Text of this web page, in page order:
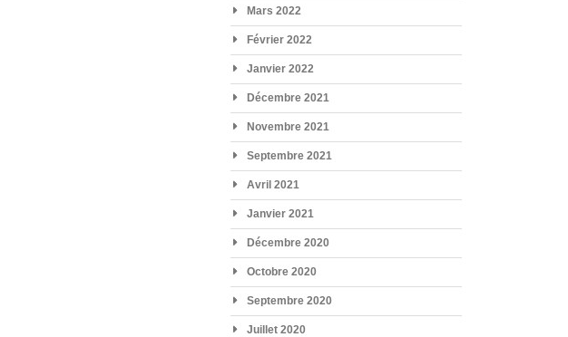
Mars 2022
Février 2022
Janvier 2022
Décembre 2021
Novembre 2021
Septembre 2021
Avril 2021
Janvier 2021
Décembre 2020
Octobre 2020
Septembre 2020
Juillet 2020